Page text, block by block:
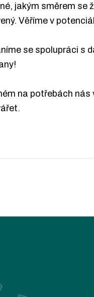
jakým směrem se
Věříme v
se spolupráci s
na potřebách nás